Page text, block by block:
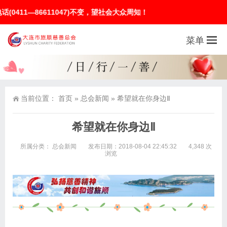
不变，望社会大众周知！
菜单
当前位置： 首页 » 总会新闻 » 希望就在你身边Ⅱ
希望就在你身边Ⅱ
所属分类： 总会新闻 发布日期：2018-08-04 22:45:32
4,348 次
浏览